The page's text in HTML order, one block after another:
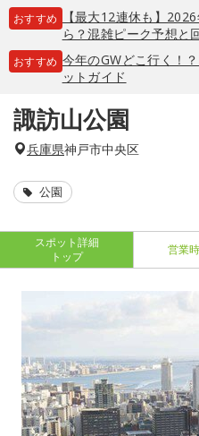
おすすめ
【最大12連休も】
ら？混雑ピーク予想と
おすすめ 今年のGWどこ行く！
ットガイド
諏訪山公園
兵庫県神戸市中央区
公園
スポット詳細
トップ
営業